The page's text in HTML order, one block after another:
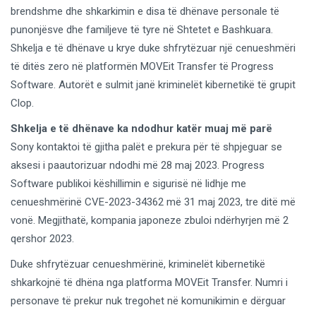
brendshme dhe shkarkimin e disa të dhënave personale të
punonjësve dhe familjeve të tyre në Shtetet e Bashkuara.
Shkelja e të dhënave u krye duke shfrytëzuar një cenueshmëri
të ditës zero në platformën MOVEit Transfer të Progress
Software. Autorët e sulmit janë kriminelët kibernetikë të grupit
Clop.
Shkelja e të dhënave ka ndodhur katër muaj më parë
Sony kontaktoi të gjitha palët e prekura për të shpjeguar se
aksesi i paautorizuar ndodhi më 28 maj 2023. Progress
Software publikoi këshillimin e sigurisë në lidhje me
cenueshmërinë CVE-2023-34362 më 31 maj 2023, tre ditë më
vonë. Megjithatë, kompania japoneze zbuloi ndërhyrjen më 2
qershor 2023.
Duke shfrytëzuar cenueshmërinë, kriminelët kibernetikë
shkarkojnë të dhëna nga platforma MOVEit Transfer. Numri i
personave të prekur nuk tregohet në komunikimin e dërguar